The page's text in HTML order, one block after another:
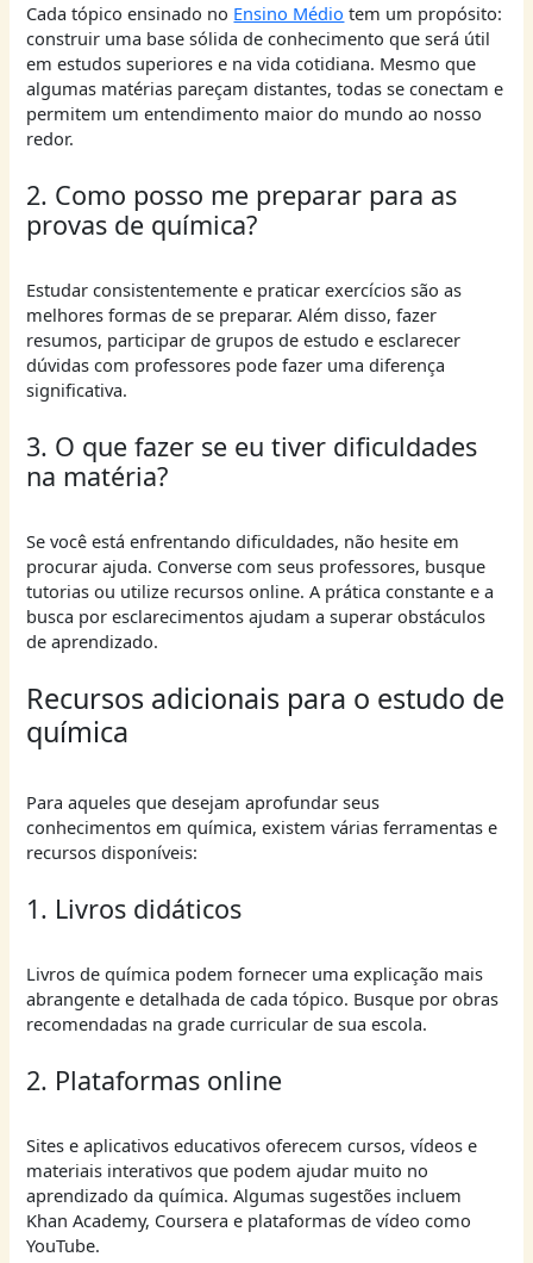
Cada tópico ensinado no Ensino Médio tem um propósito:
construir uma base sólida de conhecimento que será útil
em estudos superiores e na vida cotidiana. Mesmo que
algumas matérias pareçam distantes, todas se conectam e
permitem um entendimento maior do mundo ao nosso
redor.
2. Como posso me preparar para as
provas de química?
Estudar consistentemente e praticar exercícios são as
melhores formas de se preparar. Além disso, fazer
resumos, participar de grupos de estudo e esclarecer
dúvidas com professores pode fazer uma diferença
significativa.
3. O que fazer se eu tiver dificuldades
na matéria?
Se você está enfrentando dificuldades, não hesite em
procurar ajuda. Converse com seus professores, busque
tutorias ou utilize recursos online. A prática constante e a
busca por esclarecimentos ajudam a superar obstáculos
de aprendizado.
Recursos adicionais para o estudo de
química
Para aqueles que desejam aprofundar seus
conhecimentos em química, existem várias ferramentas e
recursos disponíveis:
1. Livros didáticos
Livros de química podem fornecer uma explicação mais
abrangente e detalhada de cada tópico. Busque por obras
recomendadas na grade curricular de sua escola.
2. Plataformas online
Sites e aplicativos educativos oferecem cursos, vídeos e
materiais interativos que podem ajudar muito no
aprendizado da química. Algumas sugestões incluem
Khan Academy, Coursera e plataformas de vídeo como
YouTube.